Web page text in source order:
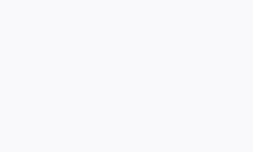
Aラウンドで総額約10億
調達を実施
を担うスタートアップに
金調達の選択肢を提供
コメント